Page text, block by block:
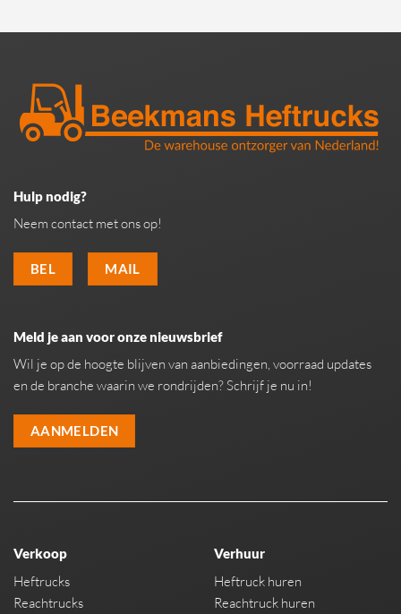
Hulp nodig?
Neem contact met ons op!
BEL MAIL
Meld je aan voor onze nieuwsbrief
Wil je op de hoogte blijven van aanbiedingen, voorraad updates
en de branche waarin we rondrijden? Schrijf je nu in!
AANMELDEN
Verkoop
Heftrucks
Reachtrucks
Verhuur
Heftruck huren
Reachtruck huren